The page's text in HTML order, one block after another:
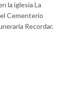
la iglesia La
Cementerio
Recordar.